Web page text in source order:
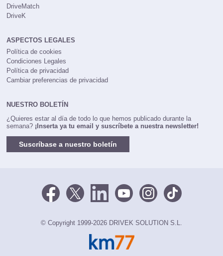
Coches77
DriveMatch
ASPECTOS LEGALES
Política de cookies
Condiciones Legales
Política de privacidad
¿Quieres estar al día de todo lo que hemos publicado durante la
Suscríbase a nuestro boletín